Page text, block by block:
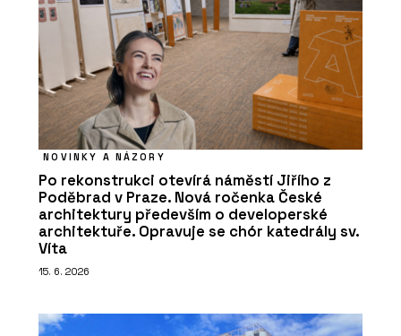
NOVINKY A NÁZORY
Po rekonstrukci otevírá náměstí Jiřího z
Poděbrad v Praze. Nová ročenka České
architektury především o developerské
architektuře. Opravuje se chór katedrály sv.
Víta
15. 6. 2026